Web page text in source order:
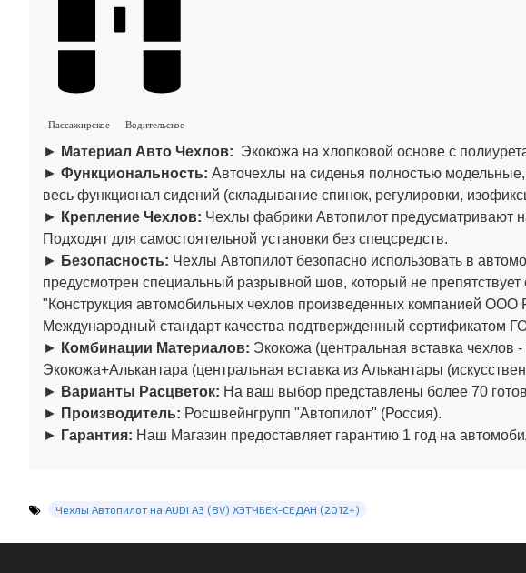
Пассажирское Водительское
► Материал Авто Чехлов: Экокожа на хлопковой основе с
► Функциональность: Авточехлы на сиденья полностью
весь функционал сидений (складывание спинок, регулировки,
► Крепление Чехлов: Чехлы фабрики Автопилот предусматривают
Подходят для самостоятельной установки без спецсредств.
► Безопасность: Чехлы Автопилот безопасно использовать в
предусмотрен специальный разрывной шов, который не
"Конструкция автомобильных чехлов произведенных компанией
Международный стандарт качества подтвержденный сертификатом
► Комбинации Материалов: Экокожа (центральная вставка
Экокожа+Алькантара (центральная вставка из Алькантары
► Варианты Расцветок: На ваш выбор представлены более 70
► Производитель: Росшвейнгрупп "Автопилот" (Россия).
► Гарантия: Наш Магазин предоставляет гарантию 1 год на
Чехлы Автопилот на AUDI A3 (8V) ХЭТЧБЕК-СЕДАН (2012+)